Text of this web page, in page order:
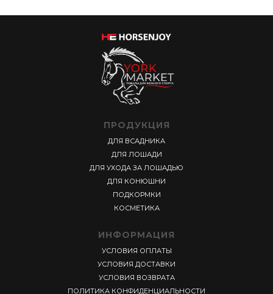
ПРОДУКЦИЯ
ДЛЯ ВСАДНИКА
ДЛЯ ЛОШАДИ
ДЛЯ УХОДА ЗА ЛОШАДЬЮ
ДЛЯ КОНЮШНИ
ПОДКОРМКИ
КОСМЕТИКА
ИНФОРМАЦИЯ
УСЛОВИЯ ОПЛАТЫ
УСЛОВИЯ ДОСТАВКИ
УСЛОВИЯ ВОЗВРАТА
ПОЛИТИКА КОНФИДЕНЦИАЛЬНОСТИ